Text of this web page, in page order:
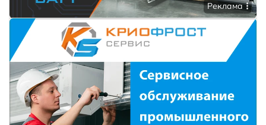
Реклама